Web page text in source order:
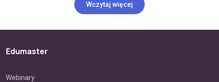
Wczytaj więcej
Edumaster
Webinary